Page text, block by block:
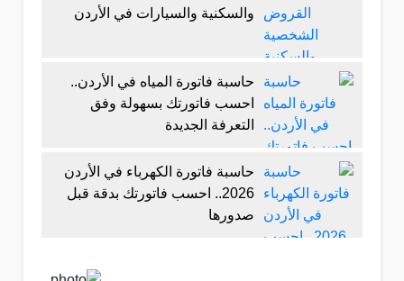
والسكنية والسيارات في الأردن
حاسبة فاتورة المياه في الأردن..
احسب فاتورتك بسهولة وفق
التعرفة الجديدة
حاسبة فاتورة الكهرباء في الأردن
2026.. احسب فاتورتك بدقة قبل
صدورها